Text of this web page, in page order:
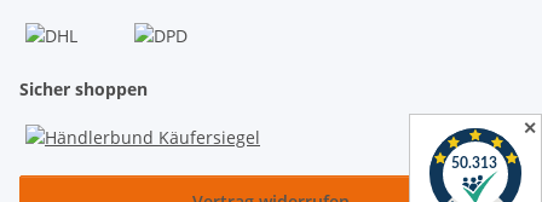
Sicher shoppen
✕